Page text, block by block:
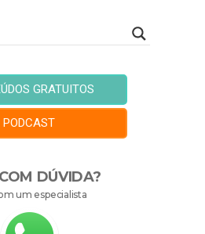
GRATUITOS
PODCAST
DÚVIDA?
um especialista